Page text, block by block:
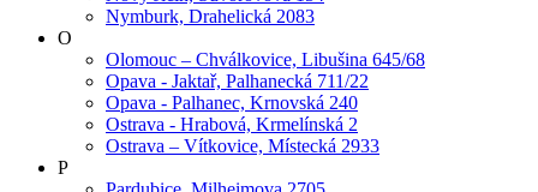
Nymburk, Drahelická 2083
O
Olomouc – Chválkovice, Libušina 645/68
Opava - Jaktař, Palhanecká 711/22
Opava - Palhanec, Krnovská 240
Ostrava - Hrabová, Krmelínská 2
Ostrava – Vítkovice, Místecká 2933
P